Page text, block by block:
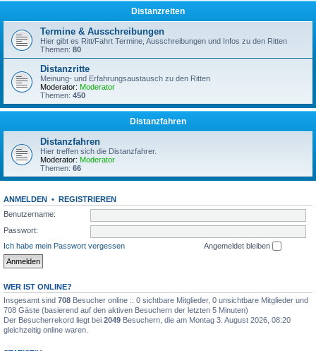
Distanzreiten
Termine & Ausschreibungen
Hier gibt es Ritt/Fahrt Termine, Ausschreibungen und Infos zu den Ritten
Themen: 80
Distanzritte
Meinung- und Erfahrungsaustausch zu den Ritten
Moderator: Moderator
Themen: 450
Distanzfahren
Distanzfahren
Hier treffen sich die Distanzfahrer.
Moderator: Moderator
Themen: 66
ANMELDEN • REGISTRIEREN
Benutzername:
Passwort:
Ich habe mein Passwort vergessen
Angemeldet bleiben
WER IST ONLINE?
Insgesamt sind 708 Besucher online :: 0 sichtbare Mitglieder, 0 unsichtbare Mitglieder und
708 Gäste (basierend auf den aktiven Besuchern der letzten 5 Minuten)
Der Besucherrekord liegt bei 2049 Besuchern, die am Montag 3. August 2026, 08:20
gleichzeitig online waren.